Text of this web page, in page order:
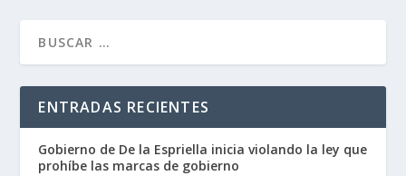
ENTRADAS RECIENTES
Gobierno de De la Espriella inicia violando la ley que
prohíbe las marcas de gobierno